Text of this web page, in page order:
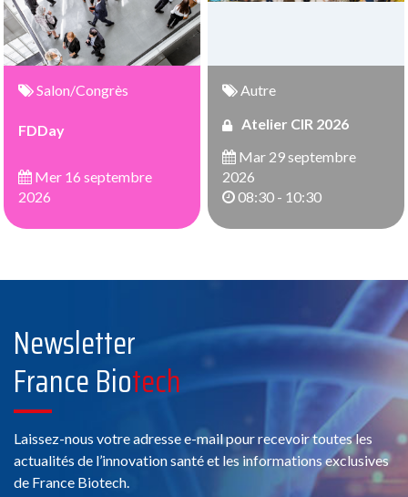
Salon/Congrès
FDDay
Mer 16 septembre
2026
Autre
Atelier CIR 2026
Mar 29 septembre
2026
08:30 - 10:30
Newsletter
France Biotech
Laissez-nous votre adresse e-mail pour recevoir toutes les
actualités de l’innovation santé et les informations exclusives
de France Biotech.